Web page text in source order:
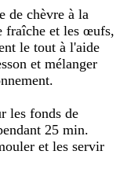
de chèvre à la
fraîche et les œufs,
le tout à l'aide
et mélanger
les fonds de
25 min.
et les servir